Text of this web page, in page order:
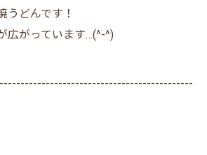
うどんです！
広がっています…(^-^)